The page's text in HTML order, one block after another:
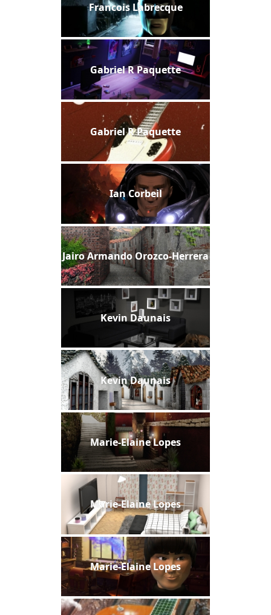
Francois Labrecque
Gabriel R Paquette
Gabriel R Paquette
Ian Corbeil
Jairo Armando Orozco-Herrera
Kevin Daunais
Kevin Daunais
Marie-Elaine Lopes
Marie-Elaine Lopes
Marie-Elaine Lopes